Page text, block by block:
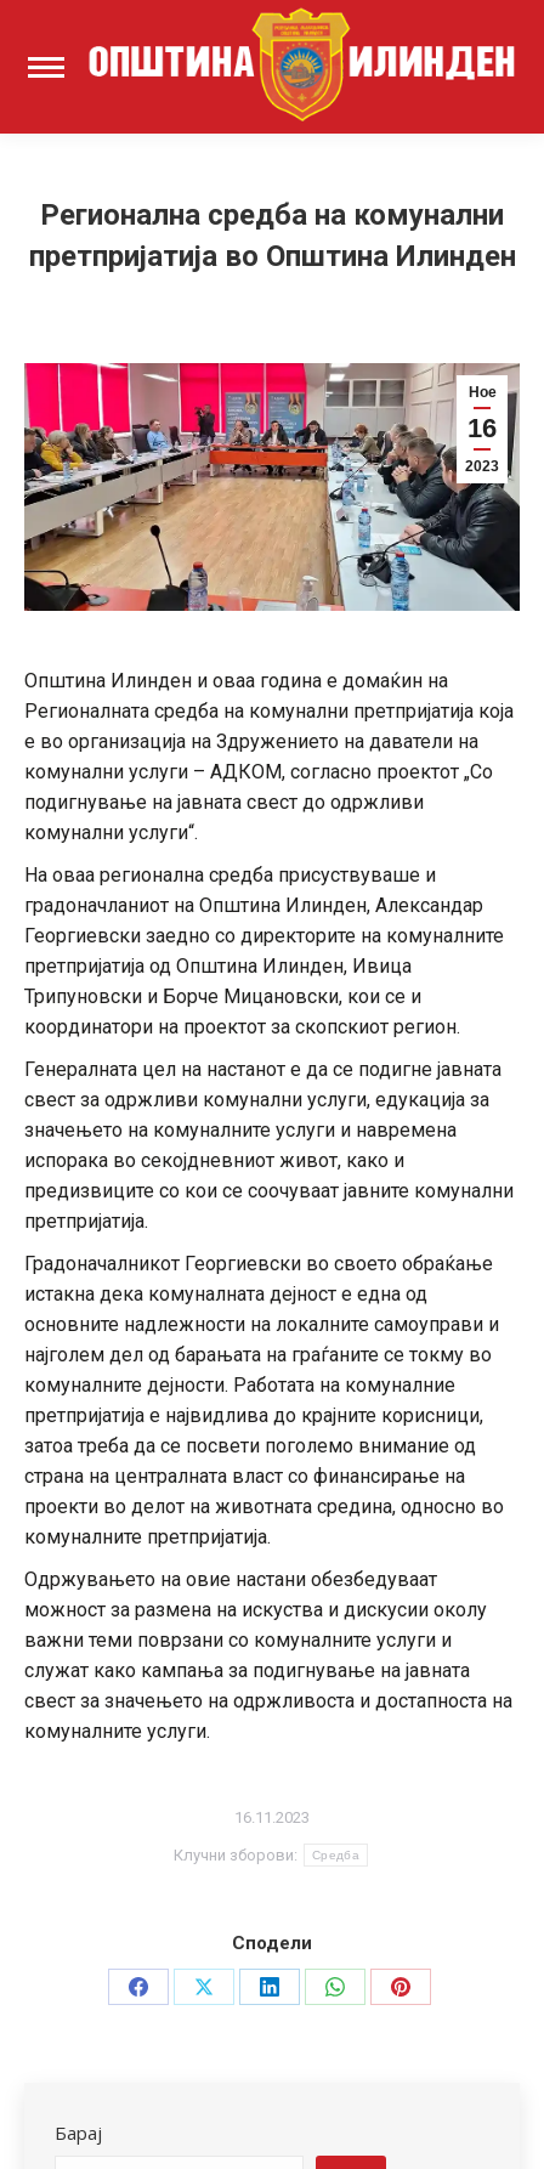
Регионална средба на комунални
претпријатија во Општина Илинден
Ное
16
2023
Општина Илинден и оваа година е домаќин на
Регионалната средба на комунални претпријатија која
е во организација на Здружението на даватели на
комунални услуги – АДКОМ, согласно проектот „Со
подигнување на јавната свест до одржливи
комунални услуги“.
На оваа регионална средба присуствуваше и
градоначланиот на Општина Илинден, Александар
Георгиевски заедно со директорите на комуналните
претпријатија од Општина Илинден, Ивица
Трипуновски и Борче Мицановски, кои се и
координатори на проектот за скопскиот регион.
Генералната цел на настанот е да се подигне јавната
свест за одржливи комунални услуги, едукација за
значењето на комуналните услуги и навремена
испорака во секојдневниот живот, како и
предизвиците со кои се соочуваат јавните комунални
претпријатија.
Градоначалникот Георгиевски во своето обраќање
истакна дека комуналната дејност е една од
основните надлежности на локалните самоуправи и
најголем дел од барањата на граѓаните се токму во
комуналните дејности. Работата на комуналние
претпријатија е највидлива до крајните корисници,
затоа треба да се посвети поголемо внимание од
страна на централната власт со финансирање на
проекти во делот на животната средина, односно во
комуналните претпријатија.
Одржувањето на овие настани обезбедуваат
можност за размена на искуства и дискусии околу
важни теми поврзани со комуналните услуги и
служат како кампања за подигнување на јавната
свест за значењето на одржливоста и достапноста на
комуналните услуги.
16.11.2023
Клучни зборови: Средба
Сподели
Share
Share
Share
Share
Share
Барај